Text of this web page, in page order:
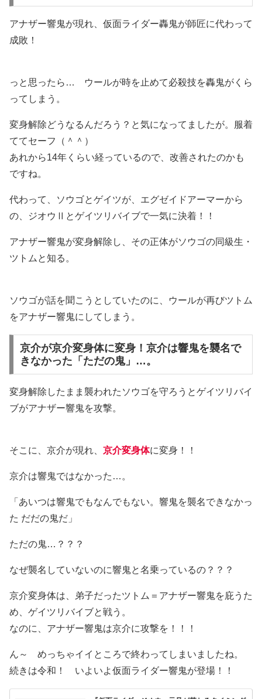
アナザー響鬼が現れ、仮面ライダー轟鬼が師匠に代わって
成敗！
っと思ったら… ウールが時を止めて必殺技を轟鬼がくら
ってしまう。
変身解除どうなるんだろう？と気になってましたが。服着
ててセーフ（＾＾）
あれから14年くらい経っているので、改善されたのかも
ですね。
代わって、ソウゴとゲイツが、エグゼイドアーマーから
の、ジオウⅡとゲイツリバイブで一気に決着！！
アナザー響鬼が変身解除し、その正体がソウゴの同級生・
ツトムと知る。
ソウゴが話を聞こうとしていたのに、ウールが再びツトム
をアナザー響鬼にしてしまう。
京介が京介変身体に変身！京介は響鬼を襲名で
きなかった「ただの鬼」…。
変身解除したまま襲われたソウゴを守ろうとゲイツリバイ
ブがアナザー響鬼を攻撃。
そこに、京介が現れ、 京介変身体に変身！！
京介は響鬼ではなかった…。
「あいつは響鬼でもなんでもない。響鬼を襲名できなかっ
た だだの鬼だ」
ただの鬼…？？？
なぜ襲名していないのに響鬼と名乗っているの？？？
京介変身体は、弟子だったツトム＝アナザー響鬼を庇うた
め、ゲイツリバイブと戦う。
なのに、アナザー響鬼は京介に攻撃を！！！
ん～ めっちゃイイところで終わってしまいましたね。
続きは令和！ いよいよ仮面ライダー響鬼が登場！！